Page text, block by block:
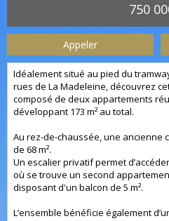
750
Appeler
Idéalement situé au pied du
rues de La Madeleine, découvrez
composé de deux appartements
développant 173 m² au total.
Au rez-de-chaussée, une ancienne
de 68 m².
Un escalier privatif permet
où se trouve un second
disposant d'un balcon de 5 m².
L’ensemble bénéficie également